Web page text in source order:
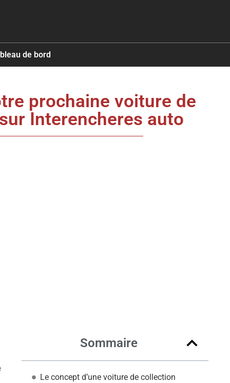
de bord
prochaine voiture de
Interencheres auto
Sommaire
Le concept d’une voiture de collection